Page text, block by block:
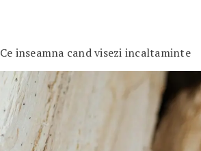
Ce inseamna cand visezi incaltaminte